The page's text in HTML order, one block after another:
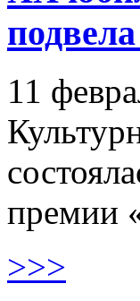
11
премии
>>>